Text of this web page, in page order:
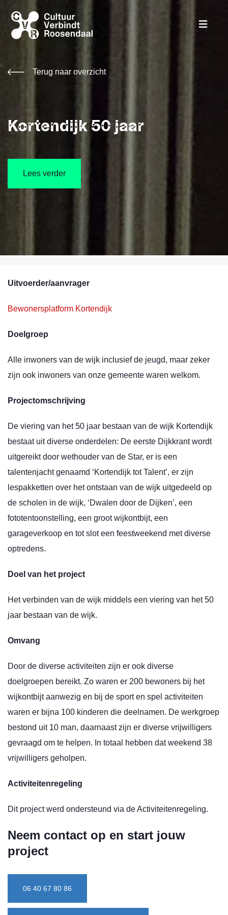
Terug naar overzicht
Kortendijk 50 jaar
Lees verder
Uitvoerder/aanvrager
Bewonersplatform Kortendijk
Doelgroep
Alle inwoners van de wijk inclusief de jeugd, maar zeker
zijn ook inwoners van onze gemeente waren welkom.
Projectomschrijving
De viering van het 50 jaar bestaan van de wijk Kortendijk
bestaat uit diverse onderdelen: De eerste Dijkkrant wordt
uitgereikt door wethouder van de Star, er is een
talentenjacht genaamd ‘Kortendijk tot Talent’, er zijn
lespakketten over het ontstaan van de wijk uitgedeeld op
de scholen in de wijk, ‘Dwalen door de Dijken’, een
fototentoonstelling, een groot wijkontbijt, een
garageverkoop en tot slot een feestweekend met diverse
optredens.
Doel van het project
Het verbinden van de wijk middels een viering van het 50
jaar bestaan van de wijk.
Omvang
Door de diverse activiteiten zijn er ook diverse
doelgroepen bereikt. Zo waren er 200 bewoners bij het
wijkontbijt aanwezig en bij de sport en spel activiteiten
waren er bijna 100 kinderen die deelnamen. De werkgroep
bestond uit 10 man, daarnaast zijn er diverse vrijwilligers
gevraagd om te helpen. In totaal hebben dat weekend 38
vrijwilligers geholpen.
Activiteitenregeling
Dit project werd ondersteund via de Activiteitenregeling.
Neem contact op en start jouw
project
06 40 67 80 86